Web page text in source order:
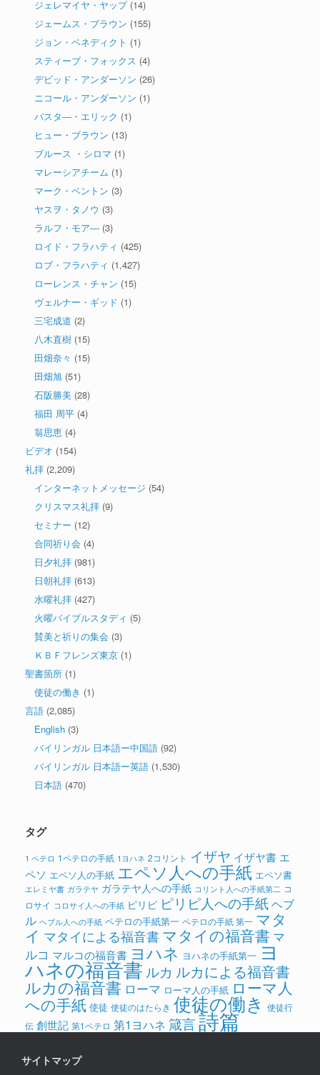
ジェレマイヤ・ヤップ(14)
ジェームス・ブラウン (155)
ジョン・ベネディクト (1)
スティーブ・フォックス (4)
デビッド・アンダーソン (26)
ニコール・アンダーソン (1)
パスタ―・エリック (1)
ヒュー・ブラウン (13)
ブルース ・シロマ (1)
マレーシアチーム (1)
マーク・ベントン (3)
ヤスヲ・タノウ (3)
ラルフ・モア― (3)
ロイド・フラハティ (425)
ロブ・フラハティ (1,427)
ローレンス・チャン (15)
ヴェルナー・ギッド (1)
三宅成道 (2)
八木直樹 (15)
田畑奈々 (15)
田畑旭 (51)
石阪勝美 (28)
福田 周平 (4)
翁思恵 (4)
ビデオ (154)
礼拝 (2,209)
インターネットメッセージ (54)
クリスマス礼拝 (9)
セミナー (12)
合同祈り会 (4)
日夕礼拝 (981)
日朝礼拝 (613)
水曜礼拝 (427)
火曜バイブルスタディ (5)
賛美と祈りの集会 (3)
ＫＢＦフレンズ東京 (1)
聖書箇所 (1)
使徒の働き (1)
言語 (2,085)
English (3)
バイリンガル 日本語ー中国語 (92)
バイリンガル 日本語ー英語 (1,530)
日本語 (470)
タグ
1 ペテロ 1ペテロの手紙 1ヨハネ 2コリント イザヤ イザヤ書 エ
ペソ エペソ人の手紙 エペソ人への手紙 エペソ書
エレミヤ書 ガラテヤ ガラテヤ人への手紙 コリント人への手紙第二 コ
ロサイ コロサイ人への手紙 ピリピ ピリピ人への手紙ヘブ
ル ヘブル人への手紙 ペテロの手紙第一 ペテロの手紙 第一 マタ
イ マタイによる福音書 マタイの福音書 マ
ルコ マルコの福音書 ヨハネ ヨハネの手紙第一 ヨ
ハネの福音書 ルカ ルカによる福音書
ルカの福音書 ローマ ローマ人の手紙 ローマ人
への手紙 使徒 使徒のはたらき 使徒の働き 使徒行
伝 創世記 第1ペテロ 第1ヨハネ 箴言詩篇
サイトマップ